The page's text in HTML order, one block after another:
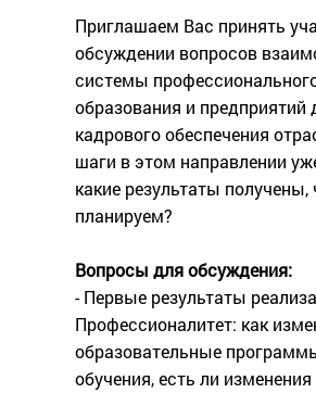
Приглашаем Вас принять
обсуждении вопросов
системы
образования и предприятий
кадрового обеспечения
шаги в этом направлении
какие результаты получены,
планируем?
Вопросы для обсуждения:
- Первые результаты
Профессионалитет: как
образовательные
обучения, есть ли изменения